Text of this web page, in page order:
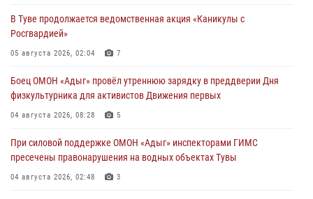
В Туве продолжается ведомственная акция «Каникулы с
Росгвардией»
05 августа 2026, 02:04 7
Боец ОМОН «Адыг» провёл утреннюю зарядку в преддверии Дня
физкультурника для активистов Движения первых
04 августа 2026, 08:28 5
При силовой поддержке ОМОН «Адыг» инспекторами ГИМС
пресечены правонарушения на водных объектах Тувы
04 августа 2026, 02:48 3